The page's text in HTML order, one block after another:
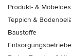
Produkt- &
Teppich &
Baustoffe
Entsorgungsbetriebe